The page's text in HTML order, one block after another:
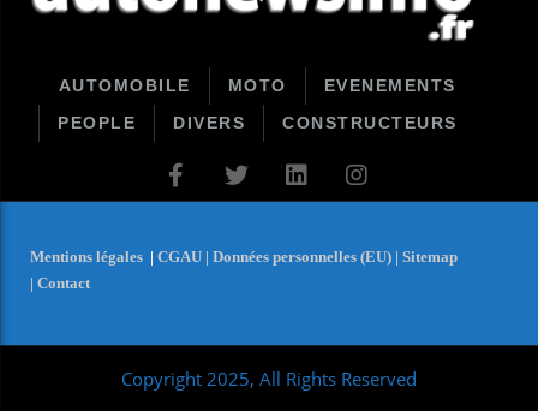
AUTOMOBILE MOTO
EVENEMENTS
PEOPLE
DIVERS CONSTRUCTEURS
Mentions légales | CGAU | Données personnelles (EU) | Sitemap
| Contact
Copyright 2025, All Rights Reserved